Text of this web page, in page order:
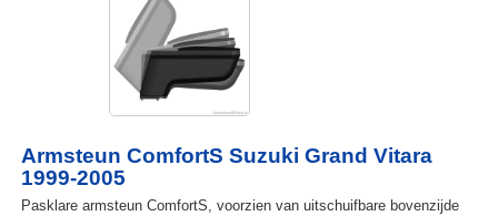
Armsteun ComfortS Suzuki Grand Vitara
1999-2005
Pasklare armsteun ComfortS, voorzien van uitschuifbare bovenzijde